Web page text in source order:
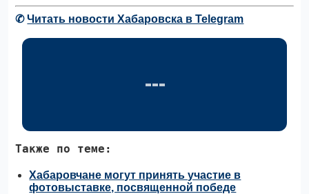
✆Читать новости Хабаровска в Telegram
Также по теме:
Хабаровчане могут принять участие в
фотовыставке, посвященной победе